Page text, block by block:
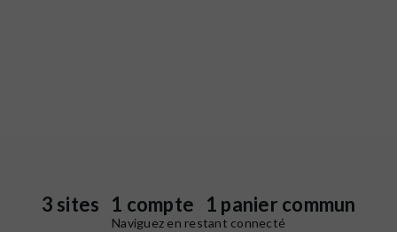
3 sites 1 compte 1 panier commun
Naviguez en restant connecté